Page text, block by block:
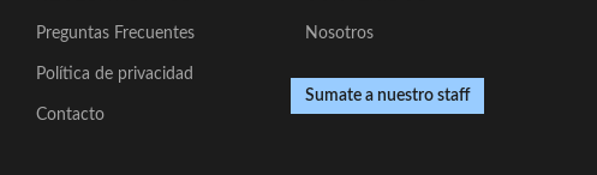
Preguntas Frecuentes
Política de privacidad
Contacto
Nosotros
Sumate a nuestro staff